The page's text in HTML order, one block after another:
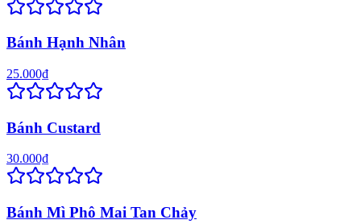
Bánh Hạnh Nhân
25.000₫
Bánh Custard
30.000₫
Bánh Mì Phô Mai Tan Chảy